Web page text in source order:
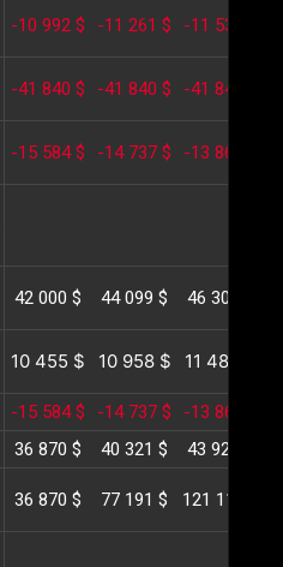
-10 992 $ -11 261 $ -11 538 $
-41 840 $ -41 840 $ -41 840 $
-15 584 $ -14 737 $ -13 862 $
42 000 $ 44 099 $ 46 305 $
10 455 $ 10 958 $ 11 484 $
-15 584 $ -14 737 $ -13 862 $
36 870 $ 40 321 $ 43 927 $
36 870 $ 77 191 $ 121 118 $